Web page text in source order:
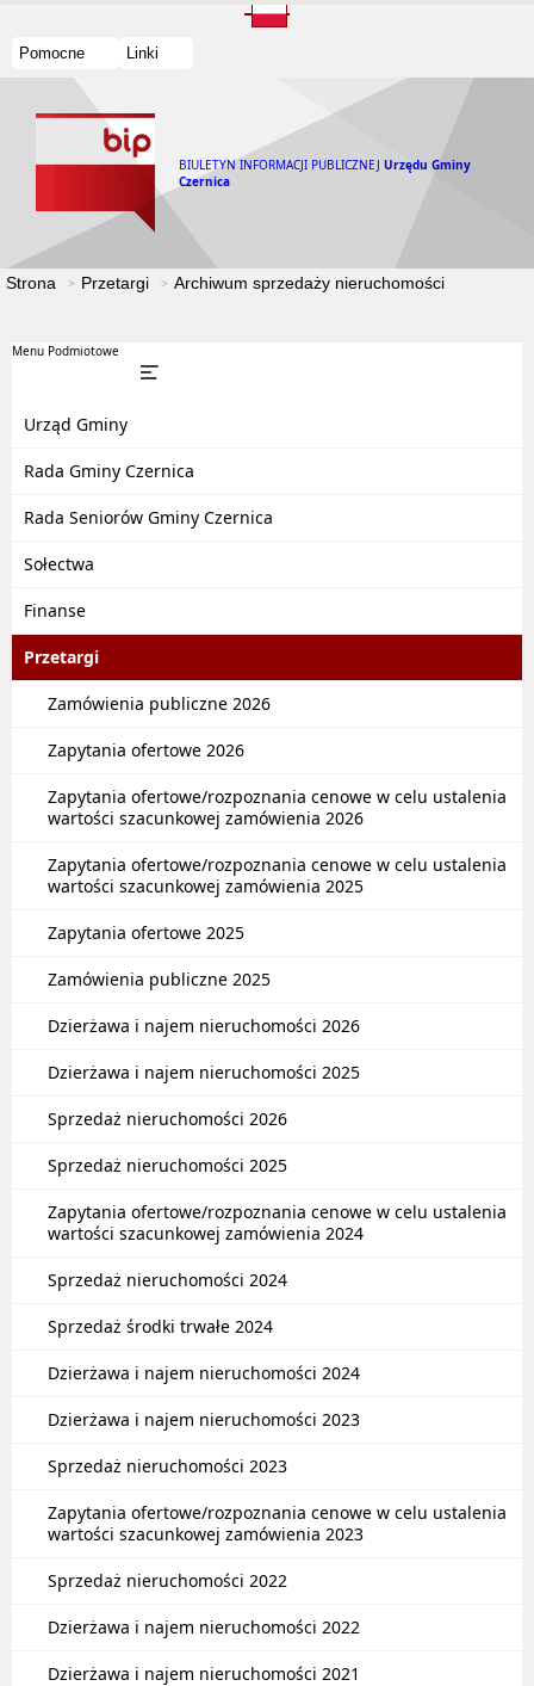
Pomocne Linki
BIULETYN INFORMACJI PUBLICZNEJ Urzędu Gminy
Czernica
Strona Przetargi Archiwum sprzedaży nieruchomości
Menu Podmiotowe
Urząd Gminy
Rada Gminy Czernica
Rada Seniorów Gminy Czernica
Sołectwa
Finanse
Przetargi
Zamówienia publiczne 2026
Zapytania ofertowe 2026
Zapytania ofertowe/rozpoznania cenowe w celu ustalenia
wartości szacunkowej zamówienia 2026
Zapytania ofertowe/rozpoznania cenowe w celu ustalenia
wartości szacunkowej zamówienia 2025
Zapytania ofertowe 2025
Zamówienia publiczne 2025
Dzierżawa i najem nieruchomości 2026
Dzierżawa i najem nieruchomości 2025
Sprzedaż nieruchomości 2026
Sprzedaż nieruchomości 2025
Zapytania ofertowe/rozpoznania cenowe w celu ustalenia
wartości szacunkowej zamówienia 2024
Sprzedaż nieruchomości 2024
Sprzedaż środki trwałe 2024
Dzierżawa i najem nieruchomości 2024
Dzierżawa i najem nieruchomości 2023
Sprzedaż nieruchomości 2023
Zapytania ofertowe/rozpoznania cenowe w celu ustalenia
wartości szacunkowej zamówienia 2023
Sprzedaż nieruchomości 2022
Dzierżawa i najem nieruchomości 2022
Dzierżawa i najem nieruchomości 2021